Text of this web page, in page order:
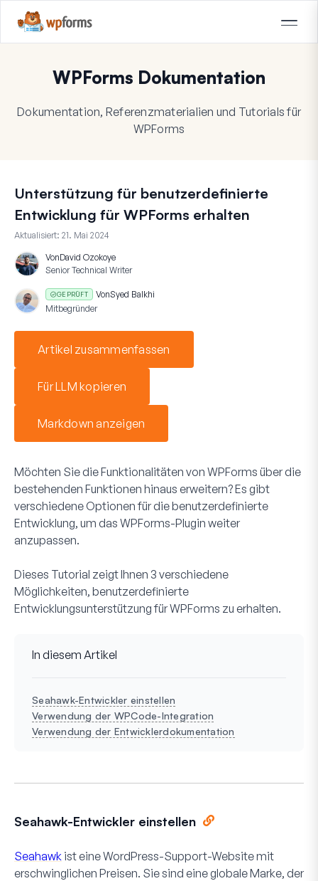
WPForms Dokumentation
Dokumentation, Referenzmaterialien und Tutorials für
WPForms
Unterstützung für benutzerdefinierte
Entwicklung für WPForms erhalten
Aktualisiert: 21. Mai 2024
VonDavid Ozokoye
Senior Technical Writer
GEPRÜFT VonSyed Balkhi
Mitbegründer
Artikel zusammenfassen
Für LLM kopieren
Markdown anzeigen
Möchten Sie die Funktionalitäten von WPForms über die
bestehenden Funktionen hinaus erweitern? Es gibt
verschiedene Optionen für die benutzerdefinierte
Entwicklung, um das WPForms-Plugin weiter
anzupassen.
Dieses Tutorial zeigt Ihnen 3 verschiedene
Möglichkeiten, benutzerdefinierte
Entwicklungsunterstützung für WPForms zu erhalten.
In diesem Artikel
Seahawk-Entwickler einstellen
Verwendung der WPCode-Integration
Verwendung der Entwicklerdokumentation
Seahawk-Entwickler einstellen
Seahawk ist eine WordPress-Support-Website mit
erschwinglichen Preisen. Sie sind eine globale Marke, der